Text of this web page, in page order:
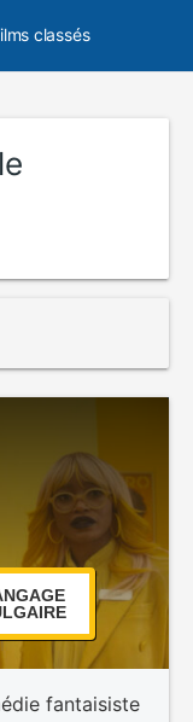
classés
fantaisiste